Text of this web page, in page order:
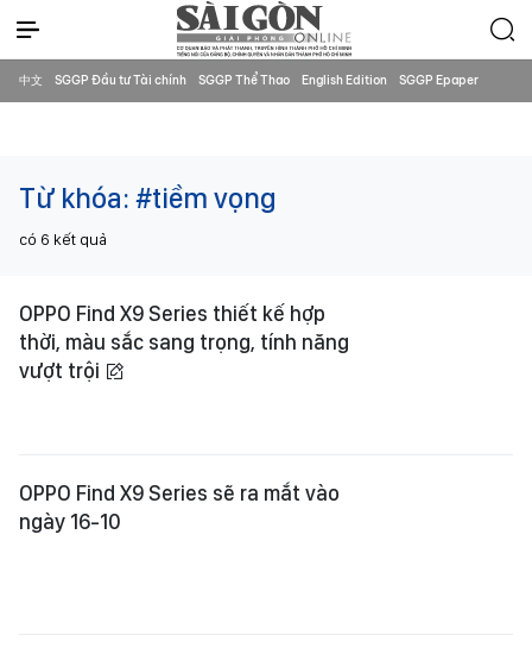
中文 SGGP Đầu tư Tài chính SGGP Thể Thao English Edition SGGP Epaper
Từ khóa: #tiềm vọng
có 6 kết quả
OPPO Find X9 Series thiết kế hợp
thời, màu sắc sang trọng, tính năng
vượt trội
OPPO Find X9 Series sẽ ra mắt vào
ngày 16-10